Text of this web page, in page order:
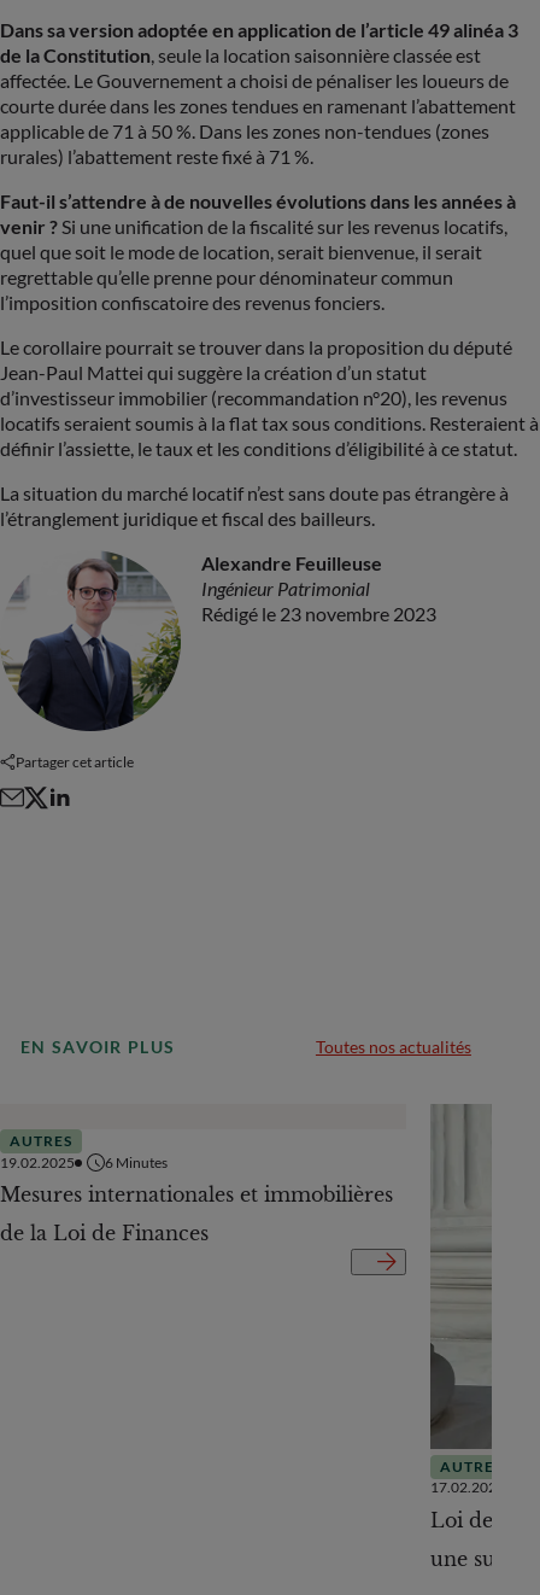
Dans sa version adoptée en application de l’article 49 alinéa 3
de la Constitution, seule la location saisonnière classée est
affectée. Le Gouvernement a choisi de pénaliser les loueurs de
courte durée dans les zones tendues en ramenant l’abattement
applicable de 71 à 50 %. Dans les zones non-tendues (zones
rurales) l’abattement reste fixé à 71 %.
Faut-il s’attendre à de nouvelles évolutions dans les années à
venir ?Si une unification de la fiscalité sur les revenus locatifs,
quel que soit le mode de location, serait bienvenue, il serait
regrettable qu’elle prenne pour dénominateur commun
l’imposition confiscatoire des revenus fonciers.
Le corollaire pourrait se trouver dans la proposition du député
Jean-Paul Mattei qui suggère la création d’un statut
d’investisseur immobilier (recommandation n°20), les revenus
locatifs seraient soumis à la flat tax sous conditions. Resteraient à
définir l’assiette, le taux et les conditions d’éligibilité à ce statut.
La situation du marché locatif n’est sans doute pas étrangère à
l’étranglement juridique et fiscal des bailleurs.
Alexandre Feuilleuse
Ingénieur Patrimonial
Rédigé le 23 novembre 2023
Partager cet article
EN SAVOIR PLUS Toutes nos actualités
AUTRES
19.02.2025
6 Minutes
Mesures internationales et immobilières
de la Loi de Finances
AUTRES
17.02.2025
Loi de
une